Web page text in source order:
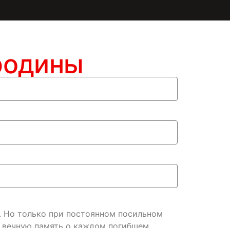
только при постоянном посильном